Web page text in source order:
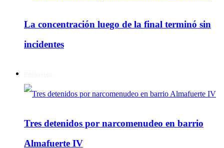
La concentración luego de la final terminó sin
incidentes
Tres detenidos por narcomenudeo en barrio
Almafuerte IV